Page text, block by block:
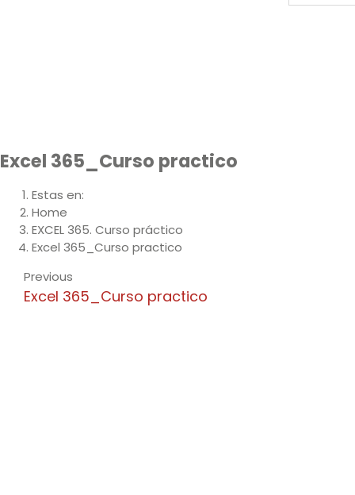
Excel 365_Curso practico
Estas en:
Home
EXCEL 365. Curso práctico
Excel 365_Curso practico
Previous
Excel 365_Curso practico